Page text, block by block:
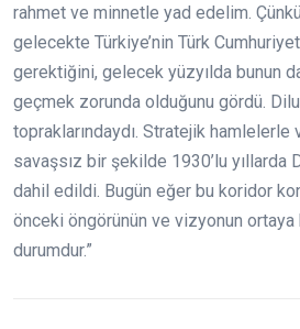
rahmet ve minnetle yad edelim.
gelecekte Türkiye’nin Türk
gerektiğini, gelecek yüzyılda bunun
geçmek zorunda olduğunu gördü.
topraklarındaydı. Stratejik
savaşsız bir şekilde 1930’lu yıllarda
dahil edildi. Bugün eğer bu koridor
önceki öngörünün ve vizyonun
durumdur.”